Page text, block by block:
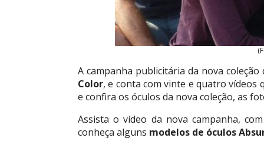
A campanha publicitária da nova
Color, e conta com vinte e quatro vídeos
e confira os óculos da nova coleção, as
Assista o vídeo da nova campanha,
conheça alguns modelos de óculos